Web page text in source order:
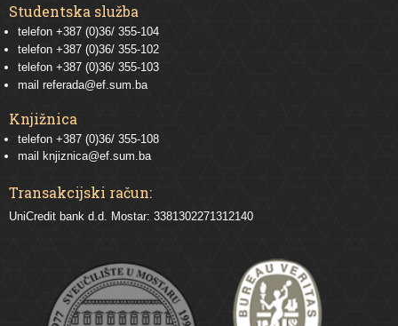
Studentska služba
telefon +387 (0)36/ 355-104
telefon +387 (0)36/ 355-102
telefon +387 (0)36/ 355-103
mail referada@ef.sum.ba
Knjižnica
telefon +387 (0)36/ 355-108
mail knjiznica@ef.sum.ba
Transakcijski račun:
UniCredit bank d.d. Mostar: 3381302271312140